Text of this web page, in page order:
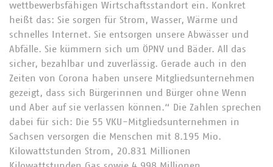
wettbewerbsfähigen Wirtschaftsstandort ein. Konkret
heißt das: Sie sorgen für Strom, Wasser, Wärme und
schnelles Internet. Sie entsorgen unsere Abwässer und
Abfälle. Sie kümmern sich um ÖPNV und Bäder. All das
sicher, bezahlbar und zuverlässig. Gerade auch in den
Zeiten von Corona haben unsere Mitgliedsunternehmen
gezeigt, dass sich Bürgerinnen und Bürger ohne Wenn
und Aber auf sie verlassen können.“ Die Zahlen sprechen
dabei für sich: Die 55 VKU-Mitgliedsunternehmen in
Sachsen versorgen die Menschen mit 8.195 Mio.
Kilowattstunden Strom, 20.831 Millionen